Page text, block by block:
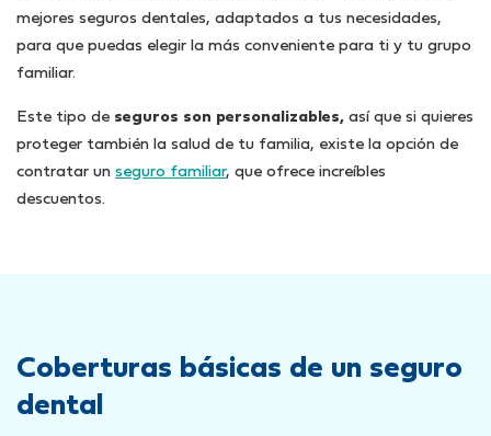
mejores seguros dentales, adaptados a tus necesidades,
para que puedas elegir la más conveniente para ti y tu grupo
familiar.
Este tipo de seguros son personalizables, así que si quieres
proteger también la salud de tu familia, existe la opción de
contratar un seguro familiar, que ofrece increíbles
descuentos.
Coberturas básicas de un seguro
dental